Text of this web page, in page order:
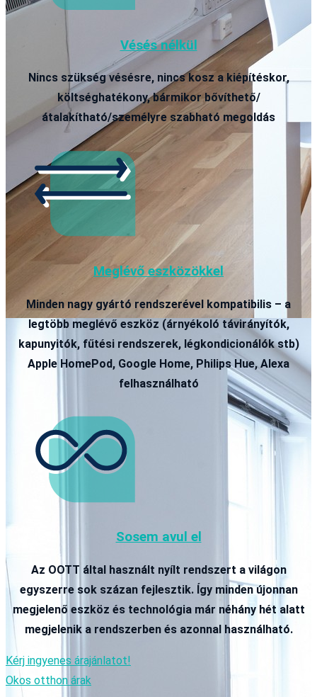
Vésés nélkül
Nincs szükség vésésre, nincs kosz a kiépítéskor,
költséghatékony, bármikor bővíthető/
átalakítható/személyre szabható megoldás
Meglévő eszközökkel
Minden nagy gyártó rendszerével kompatibilis – a
legtöbb meglévő eszköz (árnyékoló távirányítók,
kapunyitók, fűtési rendszerek, légkondicionálók stb)
Apple HomePod, Google Home, Philips Hue, Alexa
felhasználható
Sosem avul el
Az OOTT által használt nyílt rendszert a világon
egyszerre sok százan fejlesztik. Így minden újonnan
megjelenő eszköz és technológia már néhány hét alatt
megjelenik a rendszerben és azonnal használható.
Kérj ingyenes árajánlatot!
Okos otthon árak